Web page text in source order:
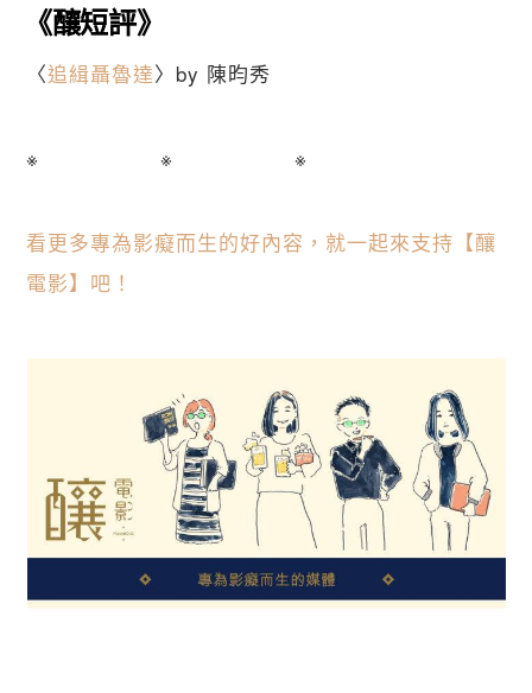
《釀短評》
〈追緝聶魯達〉by 陳昀秀
※ ※ ※
看更多專為影癡而生的好內容，就一起來支持【釀
電影】吧！